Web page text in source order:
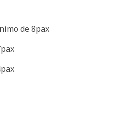
de 8pax